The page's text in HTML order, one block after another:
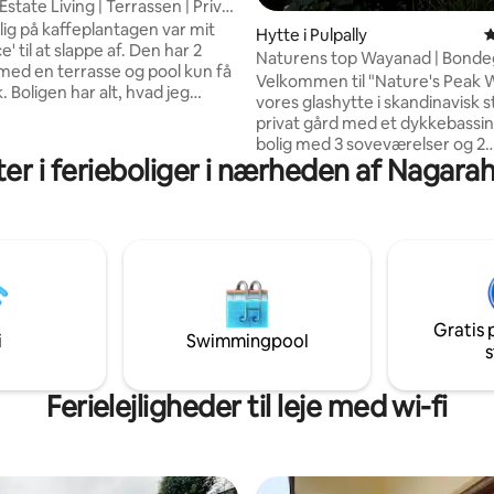
Living | Terrassen | Privat
på kaffeplantagen var mit
til at slappe af. Den har 2
en terrasse og pool kun få
Boligen har alt, hvad jeg
Den har vintage
en fuldt udstyret grill og
god hjemmelavet mad. Hav
Hytte i Pulpally
Naturens top Wayanad |
privat pool
Velkommen til "Nature's Peak
vores glashytte i skandinavisk
privat gård med et
bolig med 3 soveværelser og 2
badeværelser omfatter en
airconditioneret hovedhytte (2
kingsize-seng og privat
Nyd en privat vandretur til et
udsigtspunkt og hjemmelavede
tilberedt af vores familie
omkostninger). Hele boligen er
i ferieboliger i nærheden af
Swimmingpool
Gratis
Ferielejligheder til leje med wi-fi